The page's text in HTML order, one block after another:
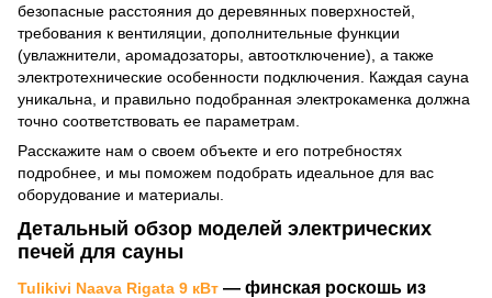
безопасные расстояния до деревянных поверхностей,
требования к вентиляции, дополнительные функции
(увлажнители, аромадозаторы, автоотключение), а также
электротехнические особенности подключения. Каждая сауна
уникальна, и правильно подобранная электрокаменка должна
точно соответствовать ее параметрам.
Расскажите нам о своем объекте и его потребностях
подробнее, и мы поможем подобрать идеальное для вас
оборудование и материалы.
Детальный обзор моделей электрических
печей для сауны
Tulikivi Naava Rigata 9 кВт — финская роскошь из